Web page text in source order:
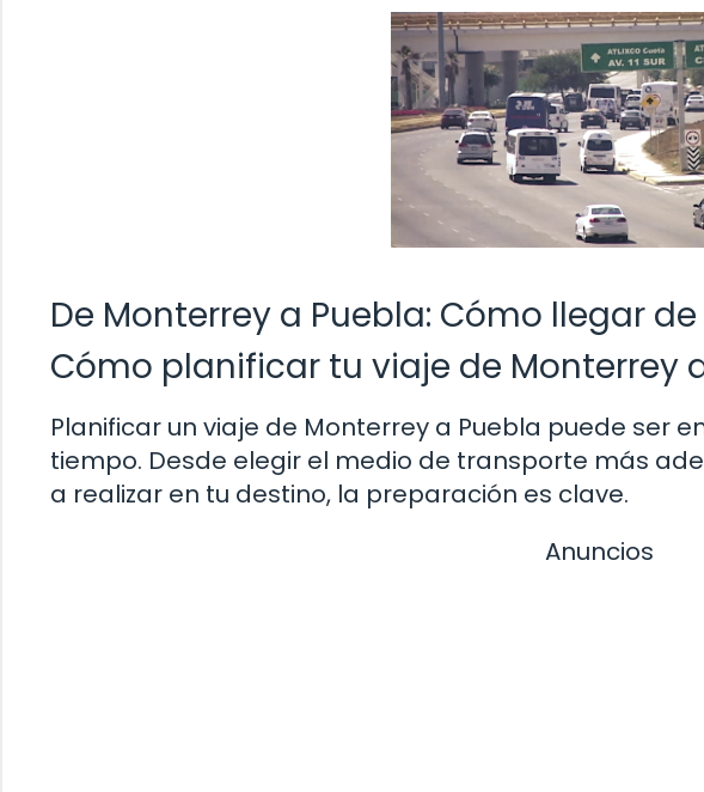
De Monterrey a Puebla: Cómo llegar
Cómo planificar tu viaje de Monterrey
Planificar un viaje de Monterrey a Puebla puede ser
tiempo. Desde elegir el medio de transporte más
a realizar en tu destino, la preparación es clave.
Anuncios